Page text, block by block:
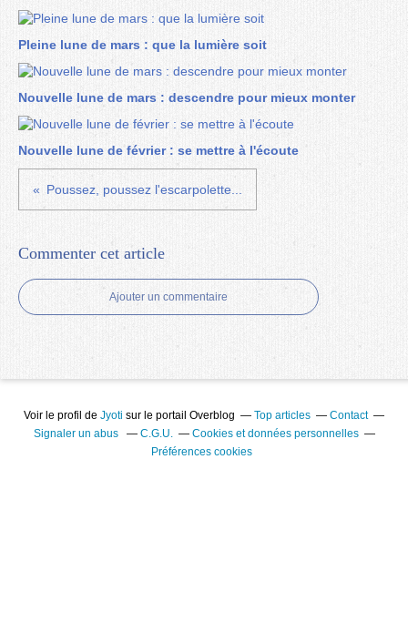
Pleine lune de mars : que la lumière soit
Nouvelle lune de mars : descendre pour mieux monter
Nouvelle lune de février : se mettre à l'écoute
Poussez, poussez l'escarpolette...
Commenter cet article
Ajouter un commentaire
Voir le profil de Jyoti sur le portail Overblog Top articles
Contact
Signaler un abus
C.G.U.
Cookies et données personnelles
Préférences cookies